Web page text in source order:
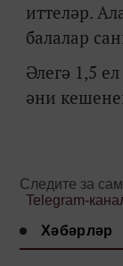
иттеләр.
балалар
Әлегә 1,5
әни
Следите за
Telegram-
Хәбәрләр